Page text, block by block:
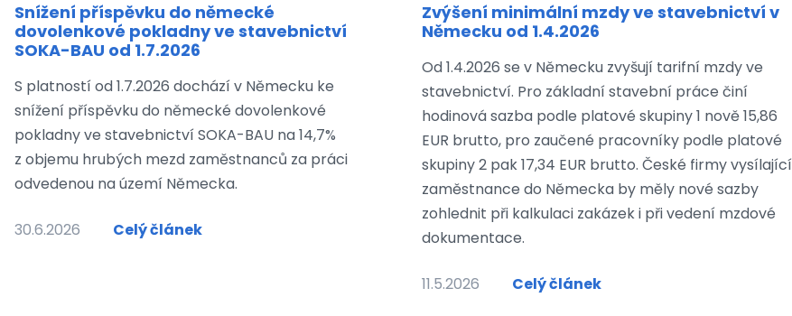
Snížení příspěvku do německé
dovolenkové pokladny ve stavebnictví
SOKA-BAU od 1.7.2026
S platností od 1.7.2026 dochází v Německu ke
snížení příspěvku do německé dovolenkové
pokladny ve stavebnictví SOKA-BAU na 14,7%
z objemu hrubých mezd zaměstnanců za práci
odvedenou na území Německa.
30.6.2026 Celý článek
Zvýšení minimální mzdy ve stavebnictví v
Německu od 1.4.2026
Od 1.4.2026 se v Německu zvyšují tarifní mzdy ve
stavebnictví. Pro základní stavební práce činí
hodinová sazba podle platové skupiny 1 nově 15,86
EUR brutto, pro zaučené pracovníky podle platové
skupiny 2 pak 17,34 EUR brutto. České firmy vysílající
zaměstnance do Německa by měly nové sazby
zohlednit při kalkulaci zakázek i při vedení mzdové
dokumentace.
11.5.2026 Celý článek